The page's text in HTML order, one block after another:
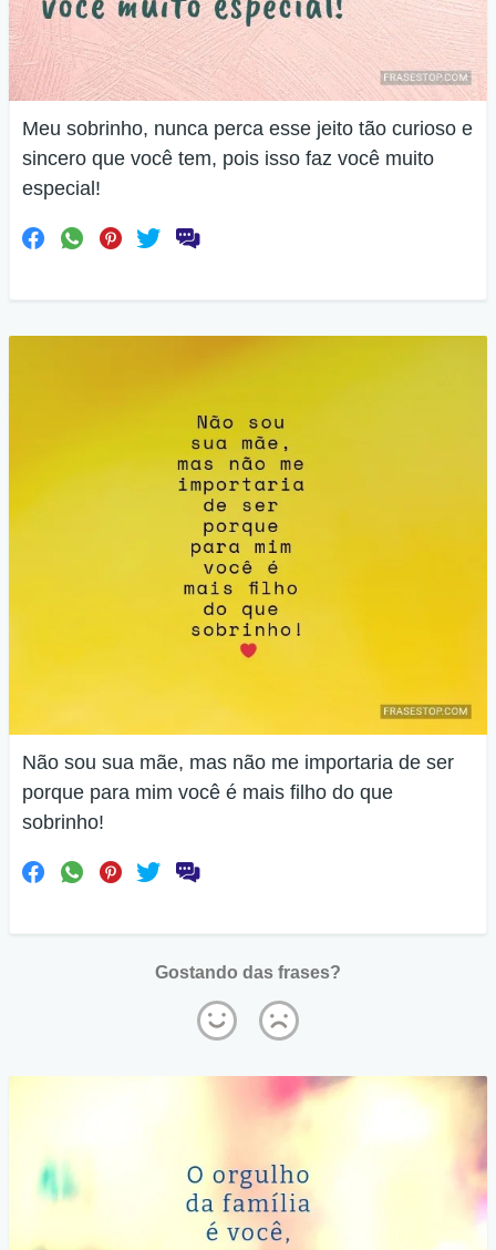
Meu sobrinho, nunca perca esse jeito tão curioso e
sincero que você tem, pois isso faz você muito
especial!
Não sou sua mãe, mas não me importaria de ser
porque para mim você é mais filho do que
sobrinho!
Gostando das frases?